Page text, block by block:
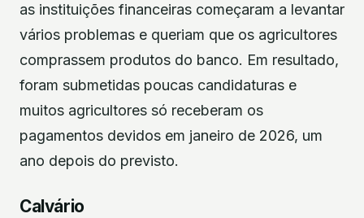
as instituições financeiras começaram a levantar
vários problemas e queriam que os agricultores
comprassem produtos do banco. Em resultado,
foram submetidas poucas candidaturas e
muitos agricultores só receberam os
pagamentos devidos em janeiro de 2026, um
ano depois do previsto.
Calvário